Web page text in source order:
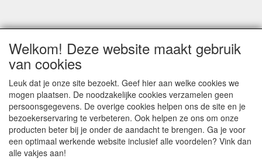
Voornaam
Achternaam
E-mail
Welkom! Deze website maakt gebruik
van cookies
Leuk dat je onze site bezoekt. Geef hier aan welke cookies we
mogen plaatsen. De noodzakelijke cookies verzamelen geen
persoonsgegevens. De overige cookies helpen ons de site en je
bezoekerservaring te verbeteren. Ook helpen ze ons om onze
producten beter bij je onder de aandacht te brengen. Ga je voor
een optimaal werkende website inclusief alle voordelen? Vink dan
alle vakjes aan!